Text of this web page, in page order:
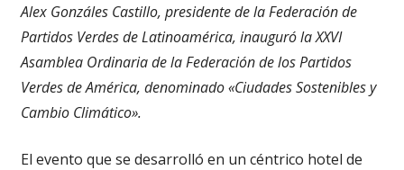
Alex Gonzáles Castillo, presidente de la Federación de
Partidos Verdes de Latinoamérica, inauguró la XXVI
Asamblea Ordinaria de la Federación de los Partidos
Verdes de América, denominado «Ciudades Sostenibles y
Cambio Climático».
El evento que se desarrolló en un céntrico hotel de